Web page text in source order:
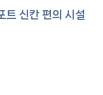
트 신칸 편의 시설